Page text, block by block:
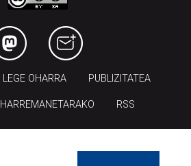
LEGE OHARRA PUBLIZITATEA
HARREMANETARAKO RSS